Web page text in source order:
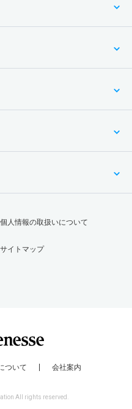
個人情報の取扱いについて
サイトマップ
ついて 会社案内
All rights reserved.